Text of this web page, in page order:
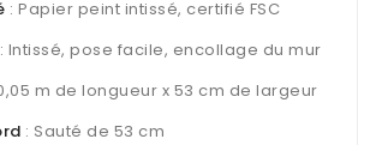
: Papier peint intissé, certifié FSC
: Intissé, pose facile, encollage du mur
m de longueur x 53 cm de largeur
: Sauté de 53 cm